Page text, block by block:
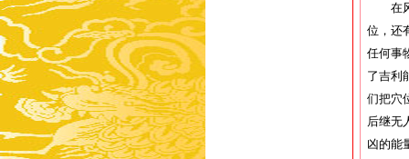
在风
位，还
任何事
了吉利
们把穴
后继无
凶的能